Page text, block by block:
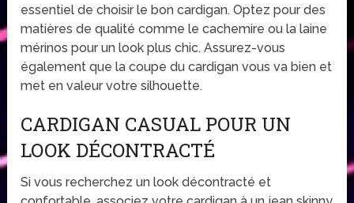
essentiel de choisir le bon cardigan. Optez pour des
matières de qualité comme le cachemire ou la laine
mérinos pour un look plus chic. Assurez-vous
également que la coupe du cardigan vous va bien et
met en valeur votre silhouette.
CARDIGAN CASUAL POUR UN
LOOK DÉCONTRACTÉ
Si vous recherchez un look décontracté et